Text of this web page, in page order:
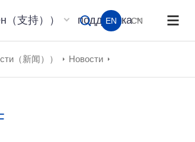
（支持）） поддержка
EN CN
（新闻）） Новости